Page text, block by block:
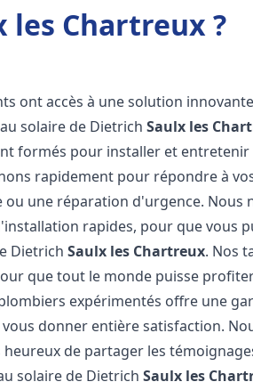
les Chartreux ?
ont accès à une solution
solaire de DietrichSaulx les
formés pour installer et entretenir
rapidement pour répondre à
une réparation d'urgence. Nous
rapides, pour que vous
DietrichSaulx les Chartreux. Nos
que tout le monde puisse
expérimentés offre une
donner entière satisfaction.
de partager les
solaire de DietrichSaulx les